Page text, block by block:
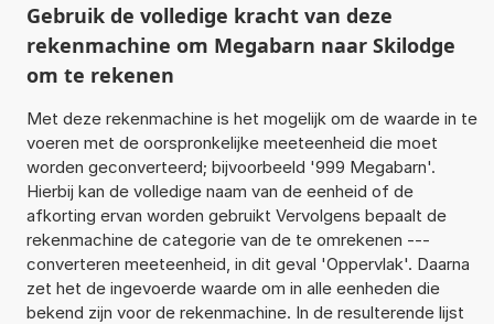
Gebruik de volledige kracht van deze
rekenmachine om Megabarn naar Skilodge
om te rekenen
Met deze rekenmachine is het mogelijk om de waarde in te
voeren met de oorspronkelijke meeteenheid die moet
worden geconverteerd; bijvoorbeeld '999 Megabarn'.
Hierbij kan de volledige naam van de eenheid of de
afkorting ervan worden gebruikt Vervolgens bepaalt de
rekenmachine de categorie van de te omrekenen ---
converteren meeteenheid, in dit geval 'Oppervlak'. Daarna
zet het de ingevoerde waarde om in alle eenheden die
bekend zijn voor de rekenmachine. In de resulterende lijst